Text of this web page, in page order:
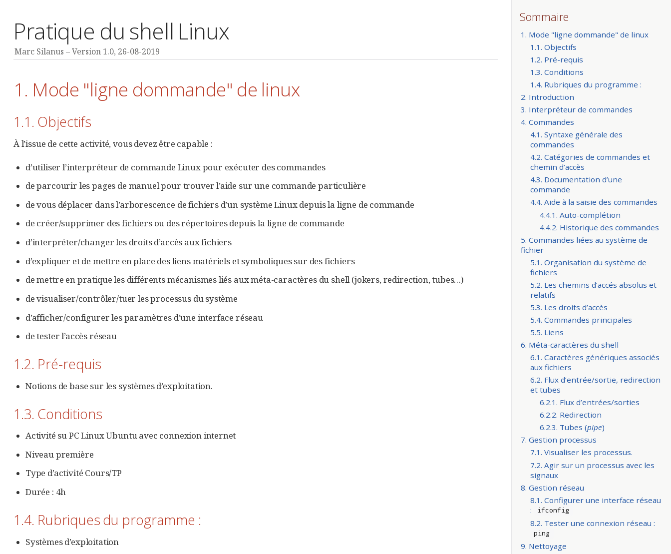
Pratique du shell Linux
Marc Silanus Version 1.0, 26-08-2019
Sommaire
1. Mode "ligne dommande" de linux
1.1. Objectifs
1.2. Pré-requis
1.3. Conditions
1.4. Rubriques du programme :
2. Introduction
3. Interpréteur de commandes
4. Commandes
4.1. Syntaxe générale des
commandes
4.2. Catégories de commandes et
chemin d’accès
4.3. Documentation d’une
commande
4.4. Aide à la saisie des commandes
4.4.1. Auto-complétion
4.4.2. Historique des commandes
5. Commandes liées au système de
fichier
5.1. Organisation du système de
fichiers
5.2. Les chemins d’accés absolus et
relatifs
5.3. Les droits d’accès
5.4. Commandes principales
5.5. Liens
6. Méta-caractères du shell
6.1. Caractères génériques associés
aux fichiers
6.2. Flux d’entrée/sortie, redirection
et tubes
6.2.1. Flux d’entrées/sorties
6.2.2. Redirection
6.2.3. Tubes (pipe)
7. Gestion processus
7.1. Visualiser les processus.
7.2. Agir sur un processus avec les
signaux
8. Gestion réseau
8.1. Configurer une interface réseau
:
ifconfig
8.2. Tester une connexion réseau :
ping
9. Nettoyage
1. Mode "ligne dommande" de linux
1.1. Objectifs
À l’issue de cette activité, vous devez être capable :
d’utiliser l’interpréteur de commande Linux pour exécuter des commandes
de parcourir les pages de manuel pour trouver l’aide sur une commande particulière
de vous déplacer dans l’arborescence de fichiers d’un système Linux depuis la ligne de commande
de créer/supprimer des fichiers ou des répertoires depuis la ligne de commande
d’interpréter/changer les droits d’accès aux fichiers
d’expliquer et de mettre en place des liens matériels et symboliques sur des fichiers
de mettre en pratique les différents mécanismes liés aux méta-caractères du shell (jokers, redirection, tubes…​)
de visualiser/contrôler/tuer les processus du système
d’afficher/configurer les paramètres d’une interface réseau
de tester l’accès réseau
1.2. Pré-requis
Notions de base sur les systèmes d’exploitation.
1.3. Conditions
Activité su PC Linux Ubuntu avec connexion internet
Niveau première
Type d’activité Cours/TP
Durée : 4h
1.4. Rubriques du programme :
Systèmes d’exploitation